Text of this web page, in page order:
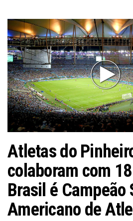
Atletas do
colaboram com
Brasil é Campeão
Americano de